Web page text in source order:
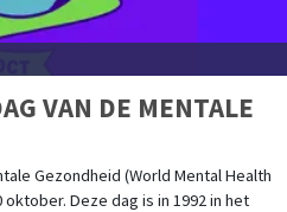
VAN DE MENTALE
Gezondheid (World Mental Health
Deze dag is in 1992 in het